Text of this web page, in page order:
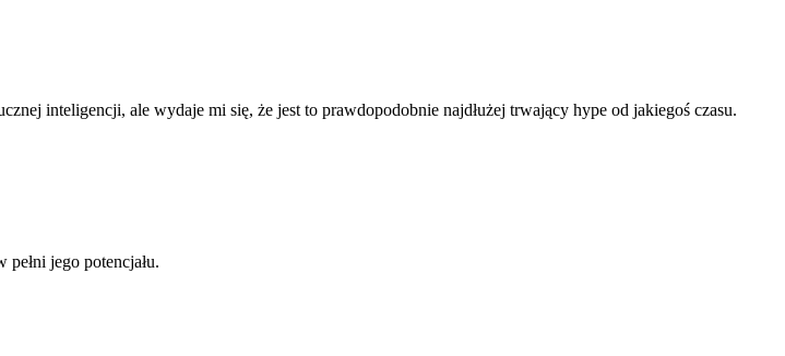
inteligencji, ale wydaje mi się, że jest to prawdopodobnie najdłużej trwający hype od jakiegoś czasu.
jego potencjału.